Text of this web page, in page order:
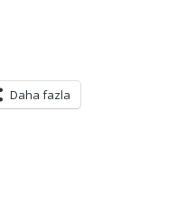
Daha fazla